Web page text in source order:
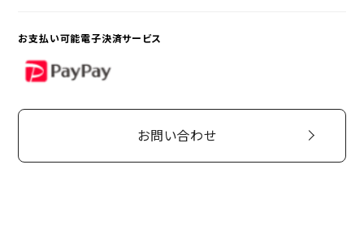
お支払い可能電子決済サービス
PayPay
お問い合わせ